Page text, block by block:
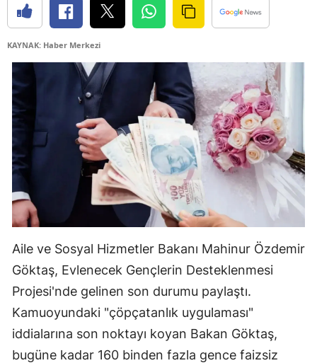
KAYNAK: Haber Merkezi
Aile ve Sosyal Hizmetler Bakanı Mahinur Özdemir
Göktaş, Evlenecek Gençlerin Desteklenmesi
Projesi'nde gelinen son durumu paylaştı.
Kamuoyundaki "çöpçatanlık uygulaması"
iddialarına son noktayı koyan Bakan Göktaş,
bugüne kadar 160 binden fazla gence faizsiz